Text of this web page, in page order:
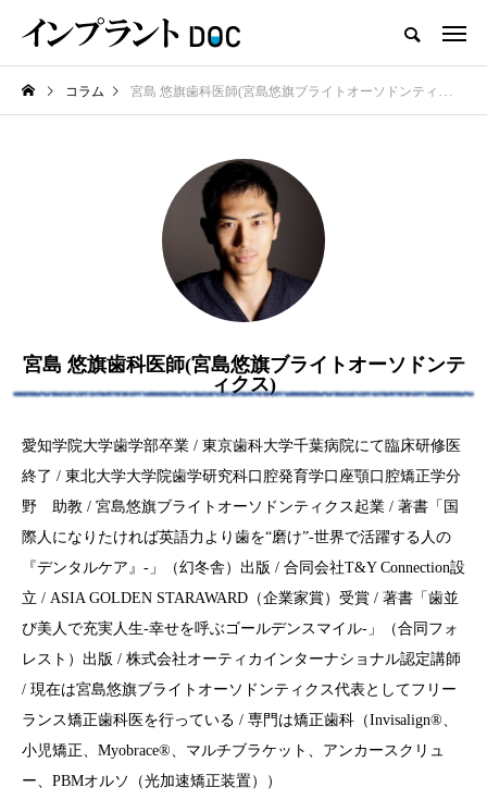
新着記事
横浜市おすすめの歯がボロボロの
名医3人
注目のトピック
おすすめ名医一覧 コラム インプラント
インプラントオーバーデンチャー 前歯
コラム 宮島 悠旗歯科医師(宮島悠旗ブライトオーソドンティクス)
宮島 悠旗歯科医師(宮島悠旗ブライトオーソドンテ
ィクス)
愛知学院大学歯学部卒業 / 東京歯科大学千葉病院にて臨床研修医
終了 / 東北大学大学院歯学研究科口腔発育学口座顎口腔矯正学分
野 助教 / 宮島悠旗ブライトオーソドンティクス起業 / 著書「国
際人になりたければ英語力より歯を“磨け”-世界で活躍する人の
『デンタルケア』-」（幻冬舎）出版 / 合同会社T&Y Connection設
立 / ASIA GOLDEN STARAWARD（企業家賞）受賞 / 著書「歯並
び美人で充実人生-幸せを呼ぶゴールデンスマイル-」（合同フォ
レスト）出版 / 株式会社オーティカインターナショナル認定講師
/ 現在は宮島悠旗ブライトオーソドンティクス代表としてフリー
ランス矯正歯科医を行っている / 専門は矯正歯科（Invisalign®︎、
小児矯正、Myobrace®︎、マルチブラケット、アンカースクリュ
ー、PBMオルソ（光加速矯正装置））